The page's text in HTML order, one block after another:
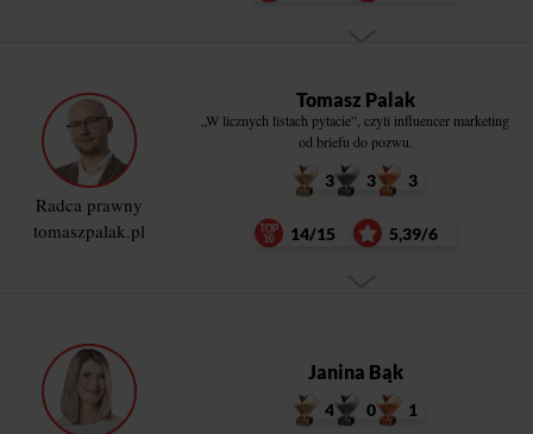
Radca prawny
tomaszpalak.pl
Tomasz Palak
„W licznych listach pytacie”, czyli influencer marketing
od briefu do pozwu.
3 3 3
14/15 5,39/6
Janina Bąk
4 0 1